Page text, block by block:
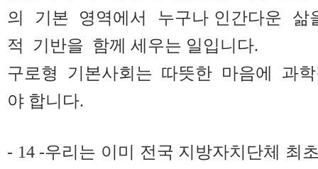
의 기본 영역에서 누구나 인간다운
적 기반을 함께 세우는 일입니다.
구로형 기본사회는 따뜻한 마음에 과
야 합니다.
- 14 -우리는 이미 전국 지방자치단체 최